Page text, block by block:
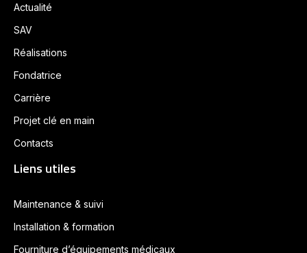
Actualité
SAV
Réalisations
Fondatrice
Carrière
Projet clé en main
Contacts
Liens utiles
Maintenance & suivi
Installation & formation
Fourniture d’équipements médicaux